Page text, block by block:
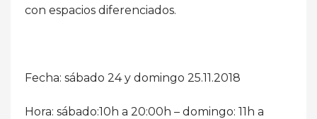
con espacios diferenciados.
Fecha: sábado 24 y domingo 25.11.2018
Hora: sábado:10h a 20:00h – domingo: 11h a